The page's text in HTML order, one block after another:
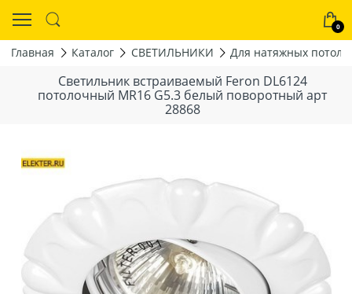
0
Главная Каталог СВЕТИЛЬНИКИ Для натяжных
Светильник встраиваемый Feron DL6124
потолочный MR16 G5.3 белый поворотный арт
28868